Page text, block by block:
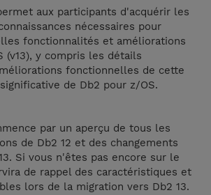
aux participants d'acquérir les
nécessaires pour
fonctionnalités et améliorations
(v13), y compris les détails
fonctionnelles de cette
de Db2 pour z/OS.
par un aperçu de tous les
de Db2 12 et des changements
Si vous n'êtes pas encore sur le
de rappel des caractéristiques et
lors de la migration vers Db2 13.